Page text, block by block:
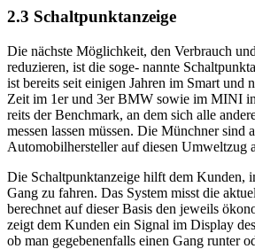
2.3 Schaltpunktanzeige
Die nächste Möglichkeit, den Verbrauch
reduzieren, ist die soge- nannte
ist bereits seit einigen Jahren im Smart und
Zeit im 1er und 3er BMW sowie im MINI
reits der Benchmark, an dem sich alle
messen lassen müssen. Die Münchner sind
Automobilhersteller auf diesen Umweltzug
Die Schaltpunktanzeige hilft dem Kunden,
Gang zu fahren. Das System misst die
berechnet auf dieser Basis den jeweils
zeigt dem Kunden ein Signal im Display
ob man gegebenenfalls einen Gang runter